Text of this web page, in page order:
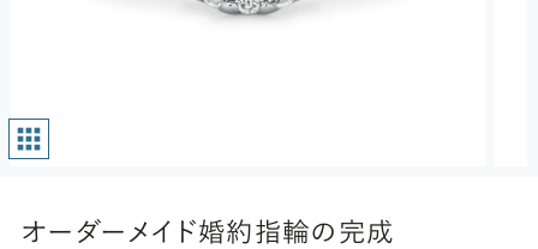
オーダーメイド婚約指輪の完成